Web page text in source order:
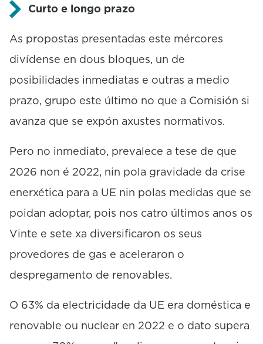
Curto e longo prazo
As propostas presentadas este mércores
divídense en dous bloques, un de
posibilidades inmediatas e outras a medio
prazo, grupo este último no que a Comisión si
avanza que se expón axustes normativos.
Pero no inmediato, prevalece a tese de que
2026 non é 2022, nin pola gravidade da crise
enerxética para a UE nin polas medidas que se
poidan adoptar, pois nos catro últimos anos os
Vinte e sete xa diversificaron os seus
provedores de gas e aceleraron o
despregamento de renovables.
O 63% da electricidade da UE era doméstica e
renovable ou nuclear en 2022 e o dato supera